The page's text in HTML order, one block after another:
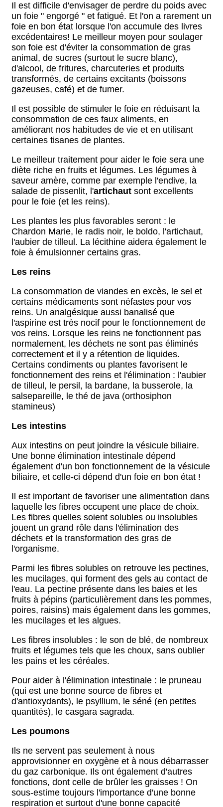
Il est difficile d'envisager de perdre du poids avec
un foie " engorgé " et fatigué. Et l'on a rarement un
foie en bon état lorsque l'on accumule des livres
excédentaires! Le meilleur moyen pour soulager
son foie est d'éviter la consommation de gras
animal, de sucres (surtout le sucre blanc),
d'alcool, de fritures, charcuteries et produits
transformés, de certains excitants (boissons
gazeuses, café) et de fumer.
Il est possible de stimuler le foie en réduisant la
consommation de ces faux aliments, en
améliorant nos habitudes de vie et en utilisant
certaines tisanes de plantes.
Le meilleur traitement pour aider le foie sera une
diète riche en fruits et légumes. Les légumes à
saveur amère, comme par exemple l'endive, la
salade de pissenlit, l'artichaut sont excellents
pour le foie (et les reins).
Les plantes les plus favorables seront : le
Chardon Marie, le radis noir, le boldo, l'artichaut,
l'aubier de tilleul. La lécithine aidera également le
foie à émulsionner certains gras.
Les reins
La consommation de viandes en excès, le sel et
certains médicaments sont néfastes pour vos
reins. Un analgésique aussi banalisé que
l'aspirine est très nocif pour le fonctionnement de
vos reins. Lorsque les reins ne fonctionnent pas
normalement, les déchets ne sont pas éliminés
correctement et il y a rétention de liquides.
Certains condiments ou plantes favorisent le
fonctionnement des reins et l'élimination : l'aubier
de tilleul, le persil, la bardane, la busserole, la
salsepareille, le thé de java (orthosiphon
stamineus)
Les intestins
Aux intestins on peut joindre la vésicule biliaire.
Une bonne élimination intestinale dépend
également d'un bon fonctionnement de la vésicule
biliaire, et celle-ci dépend d'un foie en bon état !
Il est important de favoriser une alimentation dans
laquelle les fibres occupent une place de choix.
Les fibres quelles soient solubles ou insolubles
jouent un grand rôle dans l'élimination des
déchets et la transformation des gras de
l'organisme.
Parmi les fibres solubles on retrouve les pectines,
les mucilages, qui forment des gels au contact de
l'eau. La pectine présente dans les baies et les
fruits à pépins (particulièrement dans les pommes,
poires, raisins) mais également dans les gommes,
les mucilages et les algues.
Les fibres insolubles : le son de blé, de nombreux
fruits et légumes tels que les choux, sans oublier
les pains et les céréales.
Pour aider à l'élimination intestinale : le pruneau
(qui est une bonne source de fibres et
d'antioxydants), le psyllium, le séné (en petites
quantités), le casgara sagrada.
Les poumons
Ils ne servent pas seulement à nous
approvisionner en oxygène et à nous débarrasser
du gaz carbonique. Ils ont également d'autres
fonctions, dont celle de brûler les graisses ! On
sous-estime toujours l'importance d'une bonne
respiration et surtout d'une bonne capacité